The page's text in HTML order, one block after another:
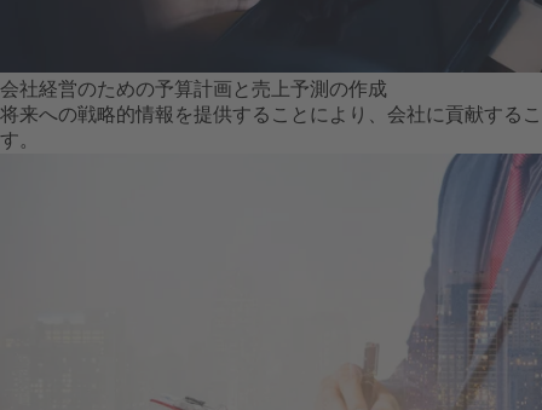
会社経営のための予算計画と売上予測の作成
将来への戦略的情報を提供することにより、会社に貢献する
す。